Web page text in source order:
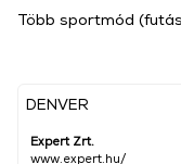
DENVER
Expert Zrt.
www.expert.hu/
Több sportmód